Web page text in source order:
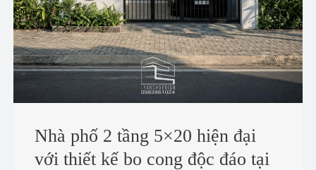
Nhà phố 2 tầng 5×20 hiện đại
với thiết kế bo cong độc đáo tại